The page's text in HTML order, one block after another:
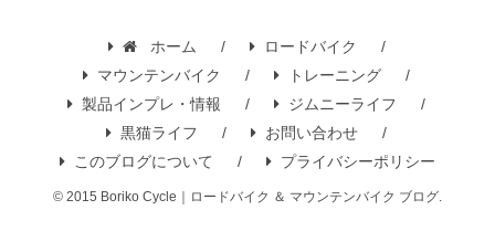
ホーム
ロードバイク
マウンテンバイク
トレーニング
製品インプレ・情報
ジムニーライフ
黒猫ライフ
お問い合わせ
このブログについて
プライバシーポリシー
© 2015 Boriko Cycle｜ロードバイク ＆ マウンテンバイク ブログ.